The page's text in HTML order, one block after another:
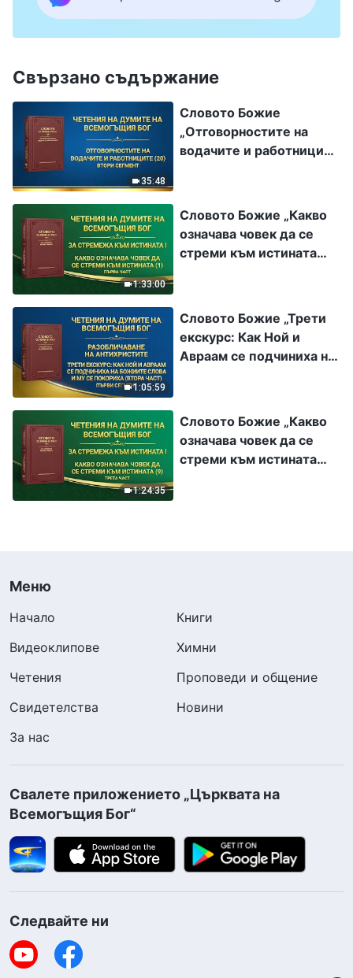
Свързано съдържание
35:48
Словото Божие
„Отговорностите на
водачите и работниците
1:33:00
Словото Божие „Какво
означава човек да се
стреми към истината
1:05:59
Словото Божие „Трети
екскурс: Как Ной и
Авраам се подчиниха на
Първи сегмент
1:24:35
Словото Божие „Какво
означава човек да се
стреми към истината
Меню
Начало
Книги
Видеоклипове
Химни
Четения
Проповеди и общение
Свидетелства
Новини
За нас
Свалете приложението „Църквата на
Всемогъщия Бог“
Следвайте ни